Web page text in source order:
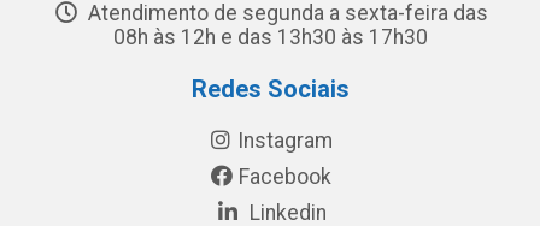
Atendimento de segunda a sexta-feira das
08h às 12h e das 13h30 às 17h30
Redes Sociais
Instagram
Facebook
Linkedin